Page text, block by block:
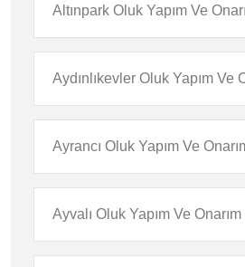
Altınpark Oluk Yapım Ve
Aydınlıkevler Oluk Yapım Ve
Ayrancı Oluk Yapım Ve
Ayvalı Oluk Yapım Ve Onarım